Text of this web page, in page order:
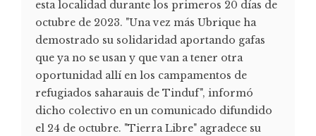
esta localidad durante los primeros 20 días de
octubre de 2023. "Una vez más Ubrique ha
demostrado su solidaridad aportando gafas
que ya no se usan y que van a tener otra
oportunidad allí en los campamentos de
refugiados saharauis de Tinduf", informó
dicho colectivo en un comunicado difundido
el 24 de octubre. "Tierra Libre" agradece su